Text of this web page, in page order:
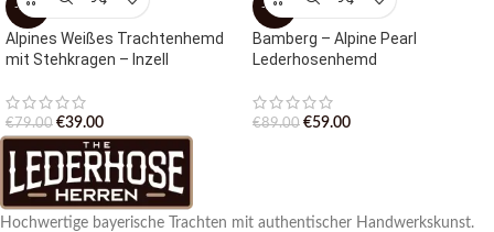
-51%
Alpines Weißes Trachtenhemd
mit Stehkragen – Inzell
€79.00 €39.00
-34%
Bamberg – Alpine Pearl
Lederhosenhemd
€89.00 €59.00
Hochwertige bayerische Trachten mit authentischer Handwerkskunst.